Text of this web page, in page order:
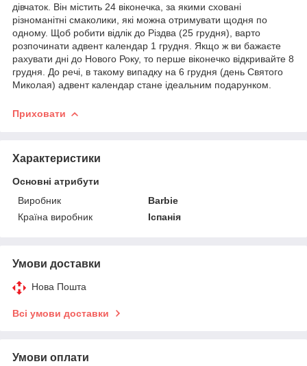
дівчаток. Він містить 24 віконечка, за якими сховані
різноманітні смаколики, які можна отримувати щодня по
одному. Щоб робити відлік до Різдва (25 грудня), варто
розпочинати адвент календар 1 грудня. Якщо ж ви бажаєте
рахувати дні до Нового Року, то перше віконечко відкривайте 8
грудня. До речі, в такому випадку на 6 грудня (день Святого
Миколая) адвент календар стане ідеальним подарунком.
Приховати
Характеристики
Основні атрибути
Виробник
Barbie
Країна виробник
Іспанія
Умови доставки
Нова Пошта
Всі умови доставки
Умови оплати